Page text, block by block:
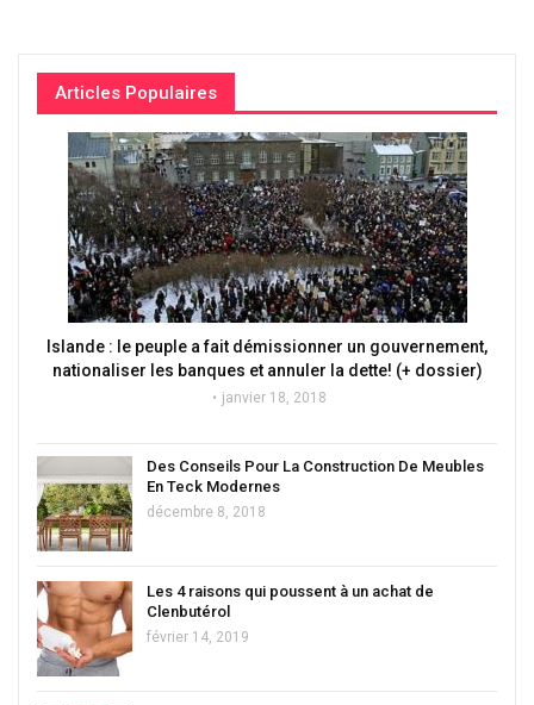
Articles Populaires
Islande : le peuple a fait démissionner un gouvernement,
nationaliser les banques et annuler la dette! (+ dossier)
janvier 18, 2018
Des Conseils Pour La Construction De Meubles
En Teck Modernes
décembre 8, 2018
Les 4 raisons qui poussent à un achat de
Clenbutérol
février 14, 2019